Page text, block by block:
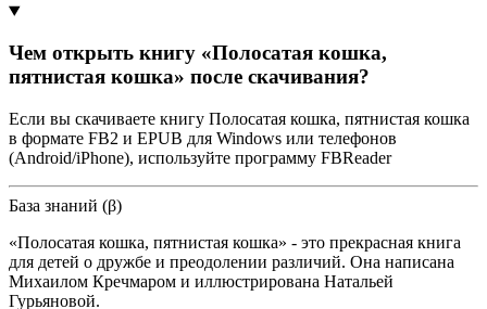
Чем открыть книгу «Полосатая кошка,
пятнистая кошка» после скачивания?
Если вы скачиваете книгу Полосатая кошка, пятнистая кошка
в формате FB2 и EPUB для Windows или телефонов
(Android/iPhone), используйте программу FBReader
База знаний (β)
«Полосатая кошка, пятнистая кошка» - это прекрасная книга
для детей о дружбе и преодолении различий. Она написана
Михаилом Кречмаром и иллюстрирована Натальей
Гурьяновой.